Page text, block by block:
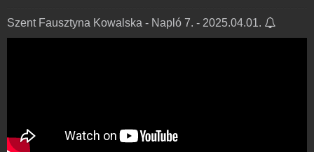
Szent Fausztyna Kowalska - Napló 7. - 2025.04.01.